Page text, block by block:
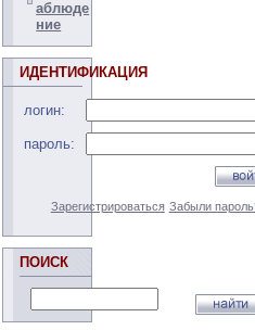
аблюде
ние
ИДЕНТИФИКАЦИЯ
логин:
пароль:
Зарегистрироваться Забыли
ПОИСК